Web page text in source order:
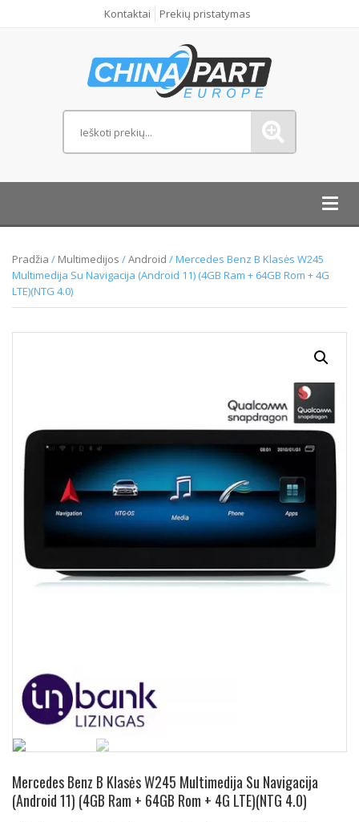
Kontaktai Prekių pristatymas
Pradžia / Multimedijos /Android / Mercedes Benz B Klasės W245
Multimedija Su Navigacija (Android 11) (4GB Ram + 64GB Rom + 4G
LTE)(NTG 4.0)
Mercedes Benz B Klasės W245 Multimedija Su Navigacija
(Android 11) (4GB Ram + 64GB Rom + 4G LTE)(NTG 4.0)